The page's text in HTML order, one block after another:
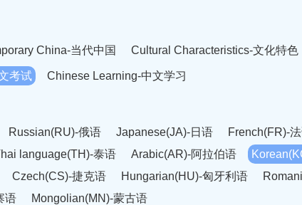
China-当代中国 Cultural Characteristics-文化特色
考试 Chinese Learning-中文学习
Russian(RU)-俄语 Japanese(JA)-日语
French(FR)-
language(TH)-泰语 Arabic(AR)-阿拉伯语
Czech(CS)-捷克语 Hungarian(HU)-匈牙利语
语 Mongolian(MN)-蒙古语